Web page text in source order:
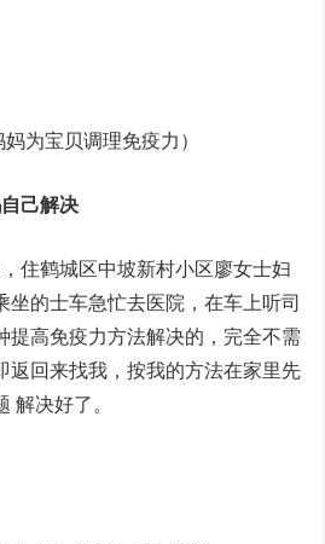
妈为宝贝调理免疫力）
己解决
住鹤城区中坡新村小区廖女士妇
坐的士车急忙去医院，在车上听司
提高免疫力方法解决的，完全不需
返回来找我，按我的方法在家里先
解决好了。